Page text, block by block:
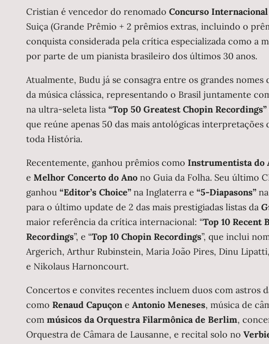
Cristian é vencedor do renomado Concurso
Suiça (Grande Prêmio + 2 prêmios extras, incluindo o
conquista considerada pela crítica especializada como a
por parte de um pianista brasileiro dos últimos 30 anos.
Atualmente, Budu já se consagra entre os grandes nomes
da música clássica, representando o Brasil juntamente
na ultra-seleta lista “Top 50 Greatest Chopin Recordings”
que reúne apenas 50 das mais antológicas interpretações
toda História.
Recentemente, ganhou prêmios como Instrumentista do
e Melhor Concerto do Anono Guia da Folha. Seu último
ganhou “Editor’s Choice”na Inglaterra e “5-Diapasons”na
para o último update de 2 das mais prestigiadas listas da
maior referência da crítica internacional: “Top 10 Recent
Recordings”, e “Top 10 Chopin Recordings”, que inclui
Argerich, Arthur Rubinstein, Maria João Pires, Dinu
e Nikolaus Harnoncourt.
Concertos e convites recentes incluem duos com astros
como Renaud Capuçone Antonio Meneses, música de
com músicos da Orquestra Filarmônica de Berlim,
Orquestra de Câmara de Lausanne, e recital solo no